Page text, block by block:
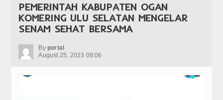
PEMERINTAH KABUPATEN OGAN
KOMERING ULU SELATAN MENGELAR
SENAM SEHAT BERSAMA
By portal
August 25, 2023 09:06